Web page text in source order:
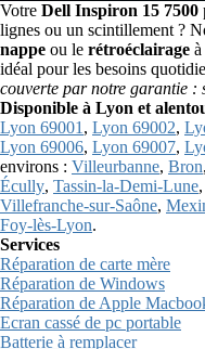
Votre Dell Inspiron 15 7500
lignes ou un scintillement ?
nappe ou le rétroéclairage
idéal pour les besoins
couverte par notre garantie :
Disponible à Lyon et
Lyon 69001 , Lyon 69002,
Lyon 69006, Lyon 69007,
environs : Villeurbanne, Bron,
Écully, Tassin-la-Demi-Lune,
Villefranche-sur-Saône,
Foy-lès-Lyon.
Services
Réparation de carte mère
Réparation de Windows
Réparation de Apple
Ecran cassé de pc portable
Batterie à remplacer